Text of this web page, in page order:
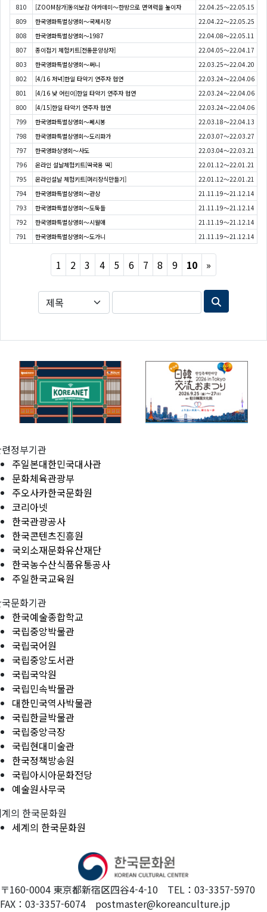
810
[ZOOM참가]동의보감 아카데미～한방으로 면역력을 높이자
22.04.25～22.05.15
809
한국영화특별상영회～국제시장
22.04.22～22.05.25
808
한국영화특별상영회〜1987
22.04.08～22.05.11
807
종이접기 체험키트[전통문양상자]
22.04.05～22.04.17
803
한국영화특별상영회〜써니
22.03.25～22.04.20
802
[4/16 저녁]한일 타악기 연주자 협연
22.03.24～22.04.06
801
[4/16 낮 어린이]한일 타악기 연주자 협연
22.03.24～22.04.06
800
[4/15]한일 타악기 연주자 협연
22.03.24～22.04.06
799
한국영화특별상영회〜쎄시봉
22.03.18～22.04.13
798
한국영화특별상영회〜도리화가
22.03.07～22.03.27
797
한국영화상영회〜사도
22.03.04～22.03.21
796
온라인 설날체험키트[떡국용 떡]
22.01.12～22.01.21
795
온라인설날 체험키트[머리장식만들기]
22.01.12～22.01.21
794
한국영화특별상영회〜관상
21.11.19～21.12.14
793
한국영화특별상영회〜도둑들
21.11.19～21.12.14
792
한국영화특별상영회〜시월애
21.11.19～21.12.14
791
한국영화특별상영회〜도가니 21.11.19～21.12.14
1 2 3 4 5 6 7 8 9 10 »
정부기관
주일본대한민국대사관
문화체육관광부
주오사카한국문화원
코리아넷
한국관광공사
한국콘텐츠진흥원
국외소재문화유산재단
한국농수산식품유통공사
주일한국교육원
문화기관
한국예술종합학교
국립중앙박물관
국립국어원
국립중앙도서관
국립국악원
국립민속박물관
대한민국역사박물관
국립한글박물관
국립중앙극장
국립현대미술관
한국정책방송원
국립아시아문화전당
예술원사무국
의 한국문화원
세계의 한국문화원
〒160-0004 東京都新宿区四谷4-4-10 TEL：03-3357-5970
FAX：03-3357-6074 postmaster@koreanculture.jp